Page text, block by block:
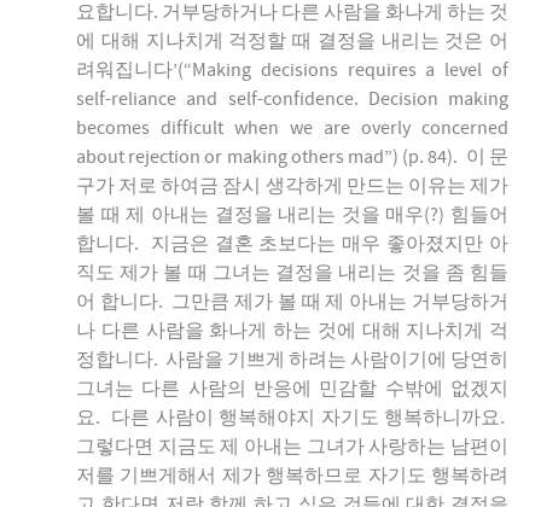
요합니다. 거부당하거나 다른 사람을 화나게 하는 것
에 대해 지나치게 걱정할 때 결정을 내리는 것은 어
려워집니다’(“Making decisions requires a level of
self-reliance and self-confidence. Decision making
becomes difficult when we are overly concerned
about rejection or making others mad”) (p. 84). 이 문
구가 저로 하여금 잠시 생각하게 만드는 이유는 제가
볼 때 제 아내는 결정을 내리는 것을 매우(?) 힘들어
합니다. 지금은 결혼 초보다는 매우 좋아졌지만 아
직도 제가 볼 때 그녀는 결정을 내리는 것을 좀 힘들
어 합니다. 그만큼 제가 볼 때 제 아내는 거부당하거
나 다른 사람을 화나게 하는 것에 대해 지나치게 걱
정합니다. 사람을 기쁘게 하려는 사람이기에 당연히
그녀는 다른 사람의 반응에 민감할 수밖에 없겠지
요. 다른 사람이 행복해야지 자기도 행복하니까요.
그렇다면 지금도 제 아내는 그녀가 사랑하는 남편이
저를 기쁘게해서 제가 행복하므로 자기도 행복하려